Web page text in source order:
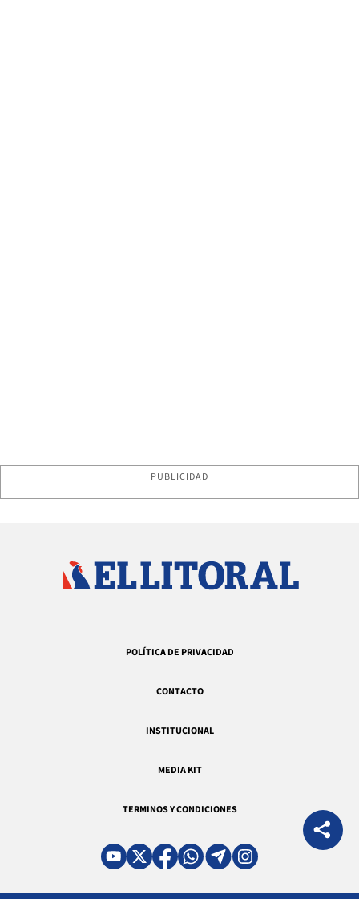
PUBLICIDAD
POLÍTICA DE PRIVACIDAD
CONTACTO
INSTITUCIONAL
MEDIA KIT
TERMINOS Y CONDICIONES